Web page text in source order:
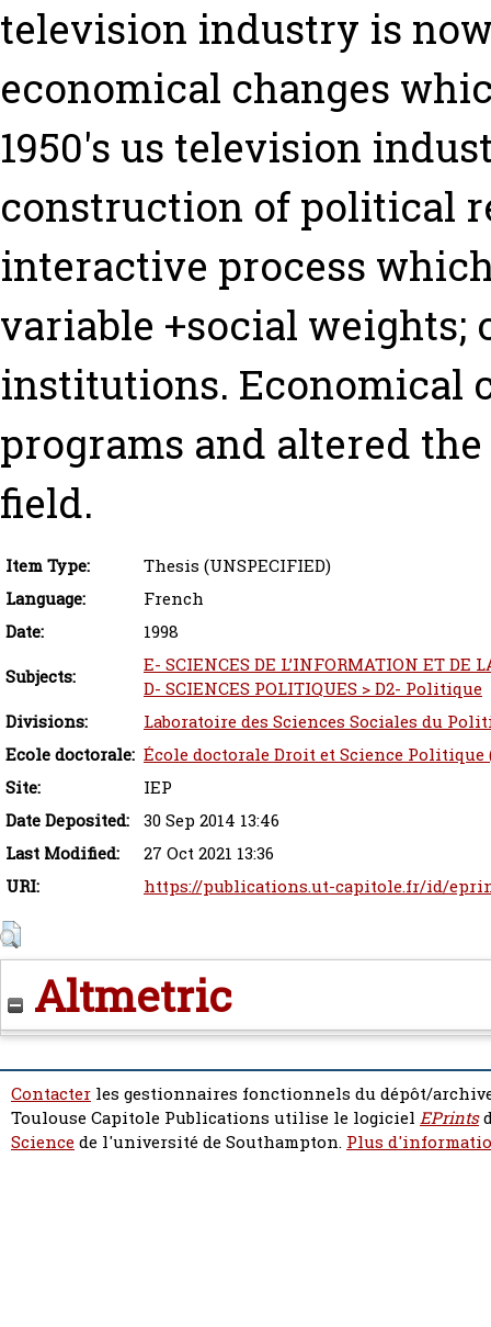
television industry is
economical changes
1950's us television
construction of political
interactive process
variable +social weights;
institutions. Economical
programs and altered
field.
Item Type:
Thesis (UNSPECIFIED)
Language:
French
Date:
1998
Subjects:
E- SCIENCES DE L’INFORMATION ET
D- SCIENCES POLITIQUES > D2- Politique
Divisions:
Laboratoire des Sciences Sociales du
Ecole doctorale: École doctorale Droit et Science Politique
Site:
IEP
Date Deposited:
30 Sep 2014 13:46
Last Modified:
27 Oct 2021 13:36
URI:
https://publications.ut-capitole.fr/id/
Altmetric
Contacter les gestionnaires fonctionnels du dépôt/
Toulouse Capitole Publications utilise le logiciel EPrints
Sciencede l'université de Southampton. Plus